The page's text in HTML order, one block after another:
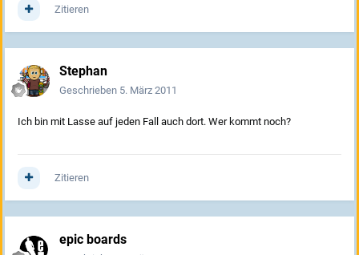
Zitieren
Stephan
Geschrieben 5. März 2011
Ich bin mit Lasse auf jeden Fall auch dort. Wer kommt noch?
Zitieren
epic boards